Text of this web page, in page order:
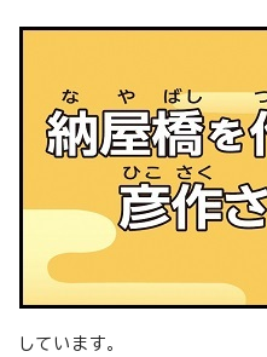
しています。